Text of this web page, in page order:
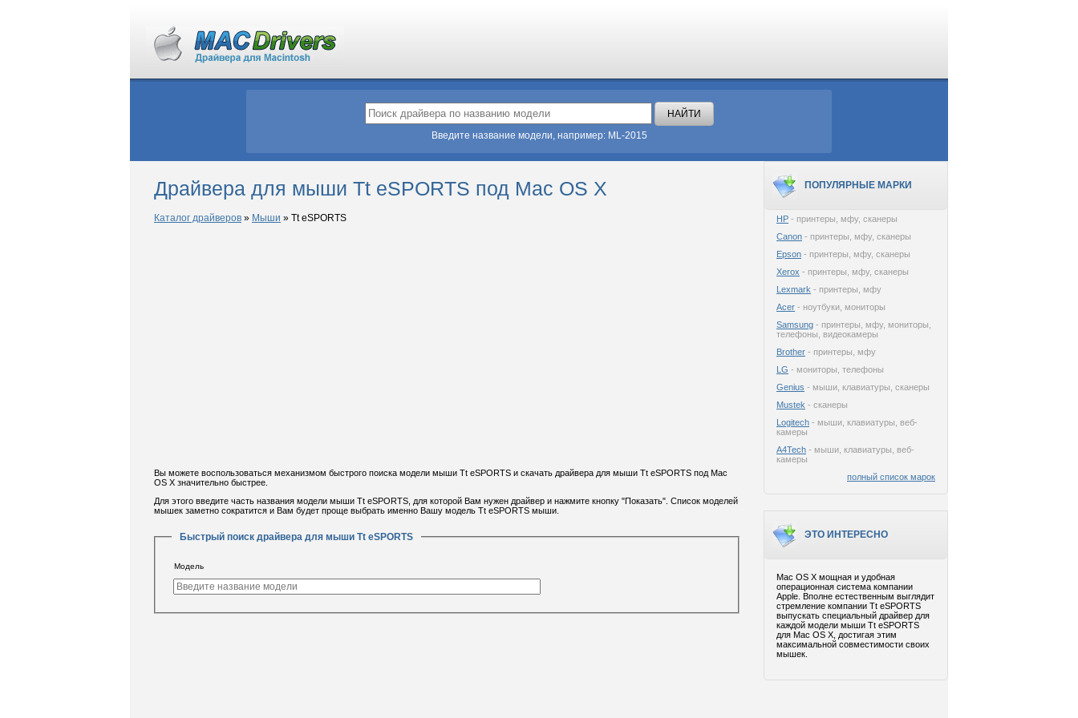
Введите название модели, например: ML-2015
Драйвера для мыши Tt eSPORTS под Mac OS X
Каталог драйверов » Мыши » Tt eSPORTS
Вы можете воспользоваться механизмом быстрого поиска модели мыши Tt eSPORTS и скачать драйвера для мыши Tt eSPORTS под Mac
OS X значительно быстрее.
Для этого введите часть названия модели мыши Tt eSPORTS, для которой Вам нужен драйвер и нажмите кнопку "Показать". Список моделей
мышек заметно сократится и Вам будет проще выбрать именно Вашу модель Tt eSPORTS мыши.
Быстрый поиск драйвера для мыши Tt eSPORTS
Модель
ПОПУЛЯРНЫЕ МАРКИ
HP - принтеры, мфу, сканеры
Canon - принтеры, мфу, сканеры
Epson - принтеры, мфу, сканеры
Xerox - принтеры, мфу, сканеры
Lexmark - принтеры, мфу
Acer - ноутбуки, мониторы
Samsung - принтеры, мфу, мониторы,
телефоны, видеокамеры
Brother - принтеры, мфу
LG - мониторы, телефоны
Genius - мыши, клавиатуры, сканеры
Mustek - сканеры
Logitech - мыши, клавиатуры, веб-
камеры
A4Tech - мыши, клавиатуры, веб-
камеры
полный список марок
ЭТО ИНТЕРЕСНО
Mac OS X мощная и удобная
операционная система компании
Apple. Вполне естественным выглядит
стремление компании Tt eSPORTS
выпускать специальный драйвер для
каждой модели мыши Tt eSPORTS
для Mac OS X, достигая этим
максимальной совместимости своих
мышек.